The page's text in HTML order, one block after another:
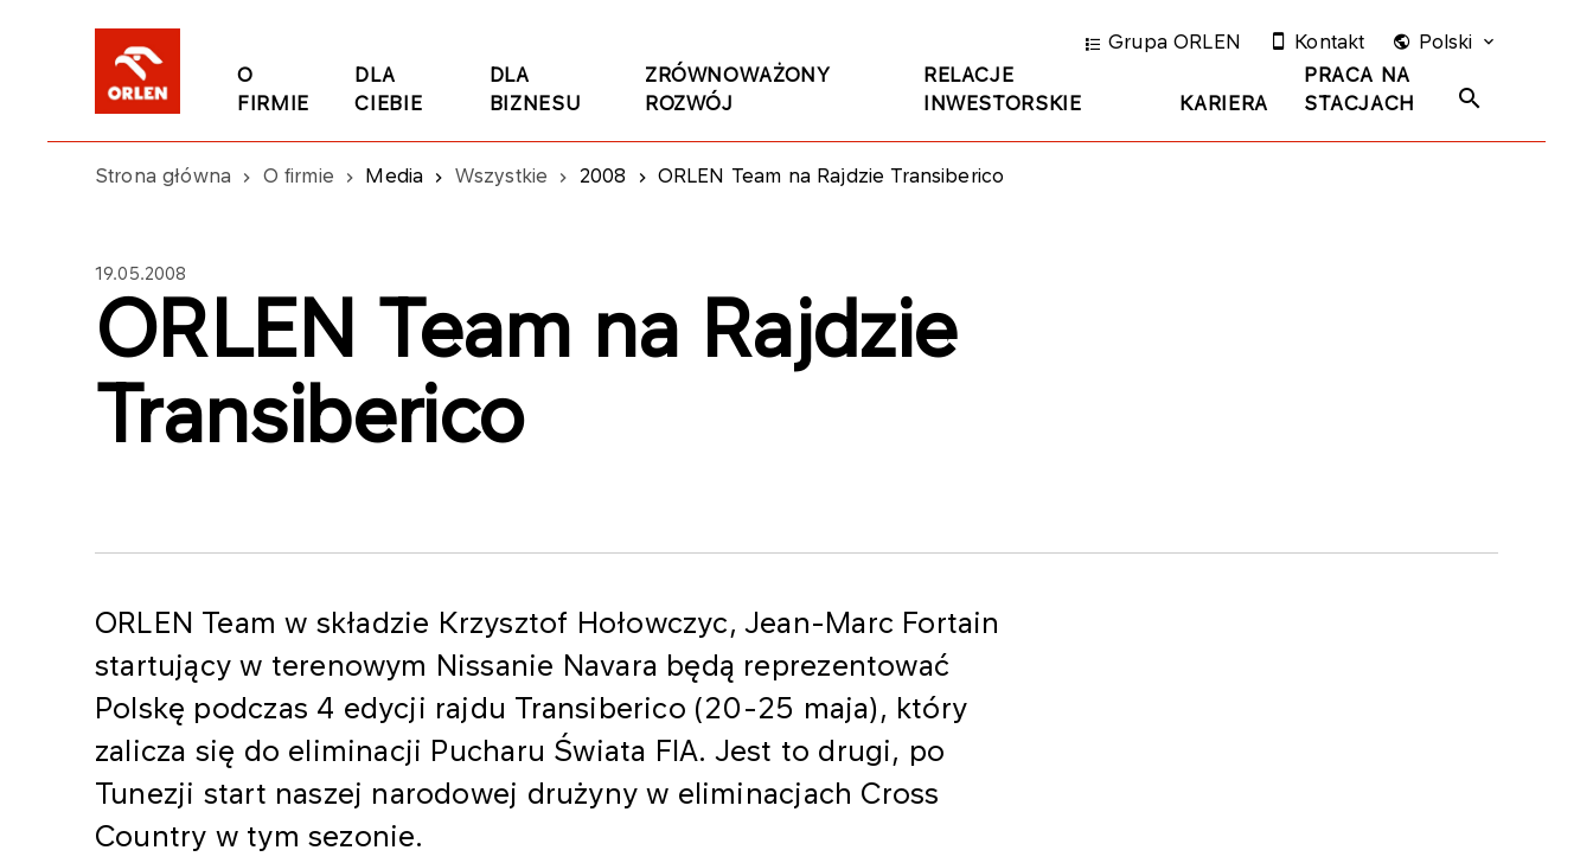
O
FIRMIE
DLA
CIEBIE
DLA
BIZNESU
ZRÓWNOWAŻONY
ROZWÓJ
RELACJE
INWESTORSKIE
KARIERA
PRACA NA
STACJACH
Grupa ORLEN Kontakt Polski
Strona główna O firmie Media Wszystkie 2008 ORLEN Team na Rajdzie Transiberico
19.05.2008
ORLEN Team na Rajdzie
Transiberico
ORLEN Team w składzie Krzysztof Hołowczyc, Jean-Marc Fortain
startujący w terenowym Nissanie Navara będą reprezentować
Polskę podczas 4 edycji rajdu Transiberico (20-25 maja), który
zalicza się do eliminacji Pucharu Świata FIA. Jest to drugi, po
Tunezji start naszej narodowej drużyny w eliminacjach Cross
Country w tym sezonie.